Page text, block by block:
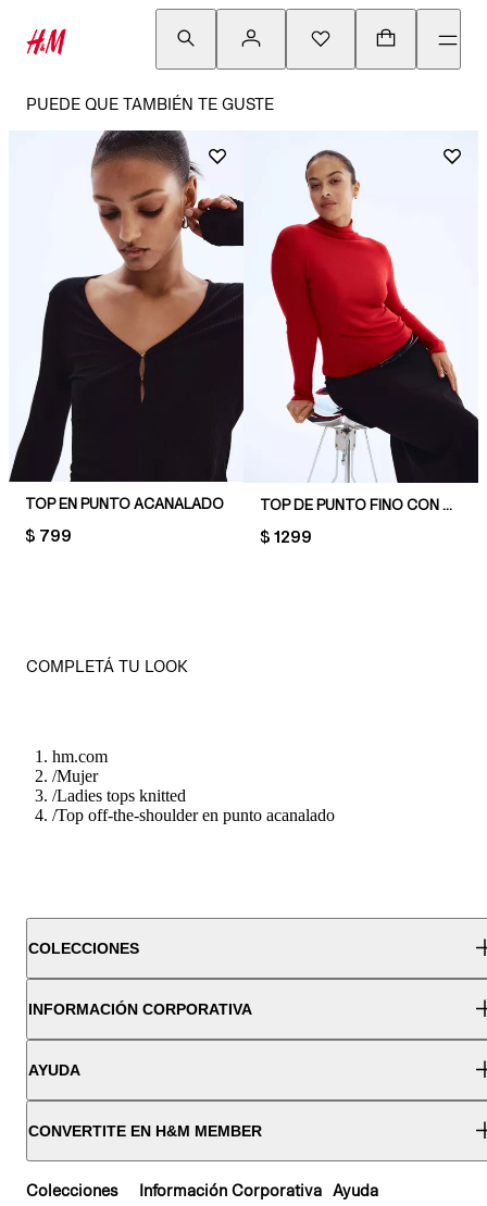
PUEDE QUE TAMBIÉN TE GUSTE
TOP EN PUNTO ACANALADO
PRICE:
$ 799
TOP DE PUNTO FINO CON CUELLO ALTO
PRICE:
$ 1299
COMPLETÁ TU LOOK
hm.com
/Mujer
/Ladies tops knitted
/Top off-the-shoulder en punto acanalado
COLECCIONES
INFORMACIÓN CORPORATIVA
AYUDA
CONVERTITE EN H&M MEMBER
Colecciones Información Corporativa Ayuda